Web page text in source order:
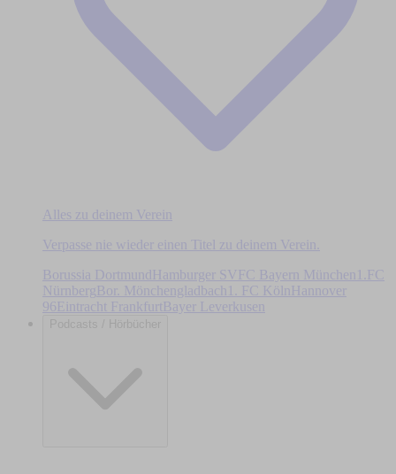
Alles zu deinem Verein
Verpasse nie wieder einen Titel zu deinem Verein.
Borussia DortmundHamburger SV FC Bayern München
1.FC
Nürnberg Bor. Mönchengladbach 1. FC Köln
Hannover
96Eintracht Frankfurt Bayer Leverkusen
Podcasts / Hörbücher